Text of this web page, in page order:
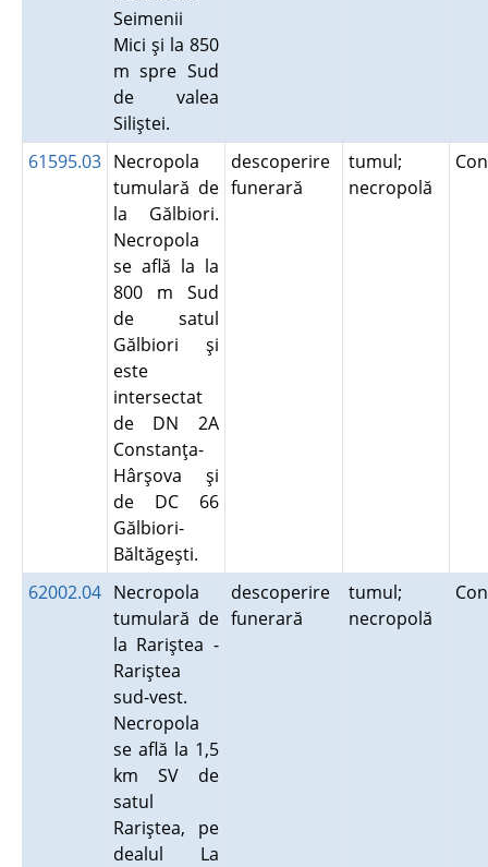
Seimenii
Mici şi la 850
m spre Sud
de valea
Siliştei.
61595.03 Necropola
tumulară de
la Gălbiori.
Necropola
se află la la
800 m Sud
de satul
Gălbiori şi
este
intersectat
de DN 2A
Constanţa-
Hârşova şi
de DC 66
Gălbiori-
Băltăgeşti.
descoperire
funerară
tumul;
necropolă
62002.04 Necropola
tumulară de
la Rariştea -
Rariştea
sud-vest.
Necropola
se află la 1,5
km SV de
satul
Rariştea, pe
dealul La
descoperire
funerară
tumul;
necropolă